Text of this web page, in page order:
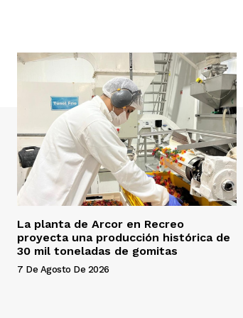
La planta de Arcor en Recreo
proyecta una producción histórica de
30 mil toneladas de gomitas
7 De Agosto De 2026